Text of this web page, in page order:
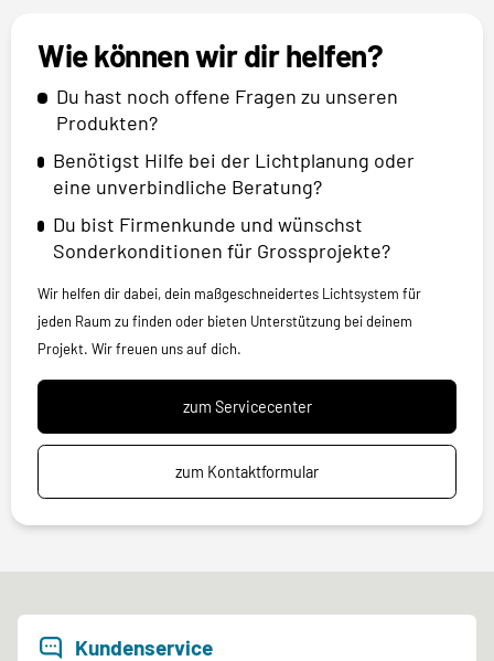
Wie können wir dir helfen?
Du hast noch offene Fragen zu unseren
Produkten?
Benötigst Hilfe bei der Lichtplanung oder
eine unverbindliche Beratung?
Du bist Firmenkunde und wünschst
Sonderkonditionen für Grossprojekte?
Wir helfen dir dabei, dein maßgeschneidertes Lichtsystem für
jeden Raum zu finden oder bieten Unterstützung bei deinem
Projekt. Wir freuen uns auf dich.
zum Servicecenter
zum Kontaktformular
Kundenservice